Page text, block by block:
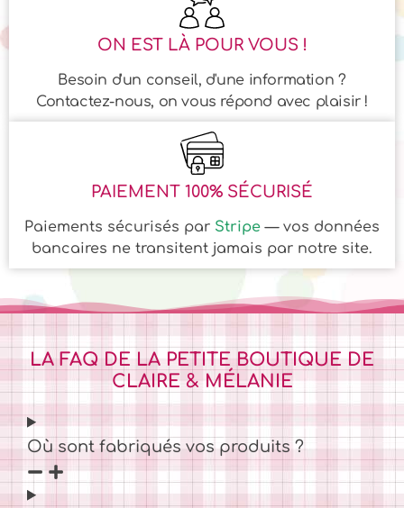
ON EST LÀ POUR VOUS !
Besoin d'un conseil, d'une information ?
Contactez-nous, on vous répond avec plaisir !
PAIEMENT 100% SÉCURISÉ
Paiements sécurisés par Stripe — vos données
bancaires ne transitent jamais par notre site.
LA FAQ DE LA PETITE BOUTIQUE DE
CLAIRE & MÉLANIE
Où sont fabriqués vos produits ?